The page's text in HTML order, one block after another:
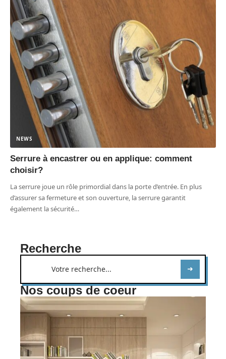
NEWS
Serrure à encastrer ou en applique: comment
choisir?
La serrure joue un rôle primordial dans la porte d’entrée. En plus
d’assurer sa fermeture et son ouverture, la serrure garantit
également la sécurité…
Recherche
Nos coups de coeur